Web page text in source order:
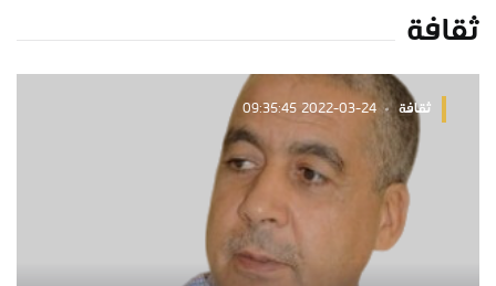
ثقافة
ثقافة 2022-03-24 09:35:45